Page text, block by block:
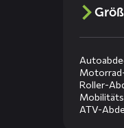
Roller-
ATV-